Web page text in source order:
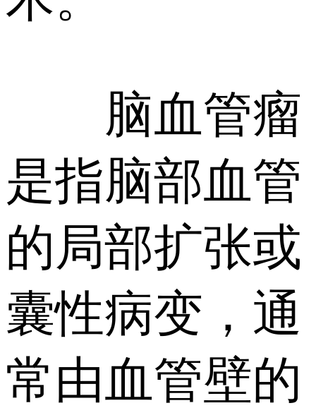
脑血管瘤
是指脑部血管
的局部扩张或
囊性病变，通
常由血管壁的